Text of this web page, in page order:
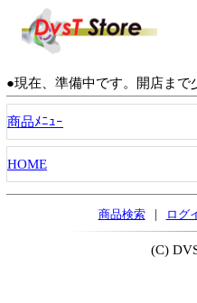
●現在、準備中です。開店まで
商品ﾒﾆｭｰ
HOME
商品検索 | ログ
(C)